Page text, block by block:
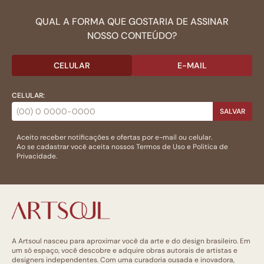
QUAL A FORMA QUE GOSTARIA DE ASSINAR
NOSSO CONTEÚDO?
CELULAR E-MAIL
CELULAR:
SALVAR
Aceito receber notificações e ofertas por e-mail ou celular.
Ao se cadastrar você aceita nossosTermos de Usoe Politica de
Privacidade.
A Artsoul nasceu para aproximar você da arte e do design brasileiro. Em
um só espaço, você descobre e adquire obras autorais de artistas e
designers independentes. Com uma curadoria ousada e inovadora,